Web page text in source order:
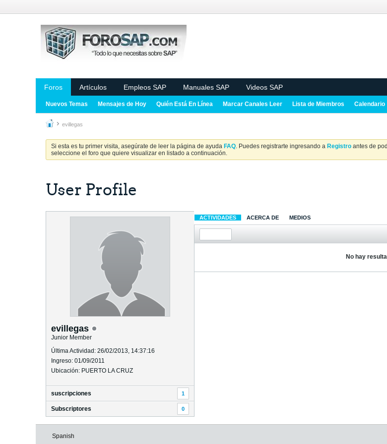
Foros Artículos Empleos SAP Manuales SAP Videos SAP
Nuevos Temas Mensajes de Hoy Quién Está En Línea Marcar Canales Leer Lista de Miembros Calendario
evillegas
Si esta es tu primer visita, asegúrate de leer la página de ayuda FAQ. Puedes registrarte ingresando a Registro antes de
seleccione el foro que quiere visualizar en listado a continuación.
User Profile
evillegas
Junior Member
Última Actividad: 26/02/2013, 14:37:16
Ingreso: 01/09/2011
Ubicación: PUERTO LA CRUZ
suscripciones 1
Subscriptores 0
ACTIVIDADES ACERCA DE MEDIOS
No hay
Spanish